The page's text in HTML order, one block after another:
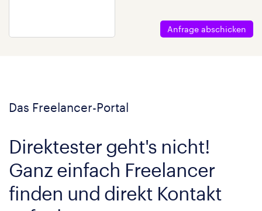
Anfrage abschicken
Das Freelancer-Portal
Direktester geht's nicht!
Ganz einfach Freelancer
finden und direkt Kontakt